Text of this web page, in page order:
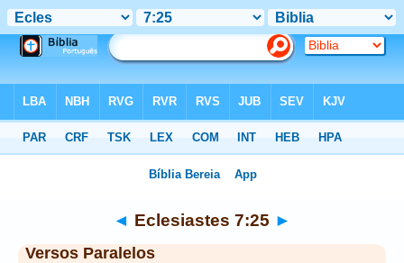
◄ Eclesiastes 7:25 ►
Versos Paralelos